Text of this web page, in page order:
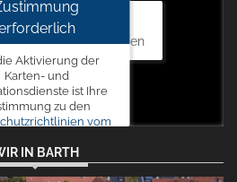
Blunck
Ribnitz-Damgarten
Aktivierung der
Karten- und
ist Ihre
zu den
vom
erforderlich.
IN BARTH